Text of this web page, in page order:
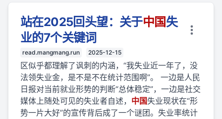
站在2025回头望：关于中国失
业的7个关键词
read.mangmang.run 2025-12-15
区似乎都理解了讽刺的内涵，“我失业近一年了，没
法领失业金，是不是不在统计范围啊”。 一边是人民
日报对当前就业形势的判断“总体稳定”，一边是社交
媒体上随处可见的失业者自述， 中国失业现状在“形
势一片大好”的宣传背后成了一个谜团。失业率统计